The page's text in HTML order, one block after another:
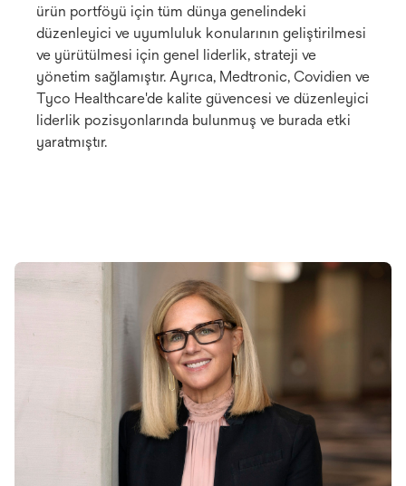
ürün portföyü için tüm dünya genelindeki
düzenleyici ve uyumluluk konularının geliştirilmesi
ve yürütülmesi için genel liderlik, strateji ve
yönetim sağlamıştır. Ayrıca, Medtronic, Covidien ve
Tyco Healthcare'de kalite güvencesi ve düzenleyici
liderlik pozisyonlarında bulunmuş ve burada etki
yaratmıştır.